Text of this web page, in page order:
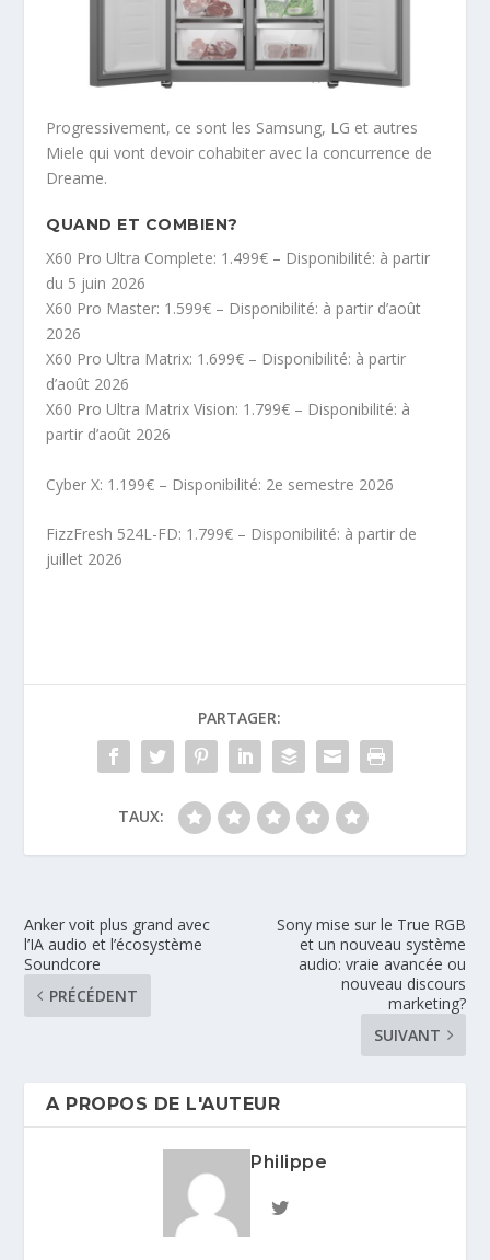
Progressivement, ce sont les Samsung, LG et autres
Miele qui vont devoir cohabiter avec la concurrence de
Dreame.
QUAND ET COMBIEN?
X60 Pro Ultra Complete: 1.499€ – Disponibilité: à partir
du 5 juin 2026
X60 Pro Master: 1.599€ – Disponibilité: à partir d’août
2026
X60 Pro Ultra Matrix: 1.699€ – Disponibilité: à partir
d’août 2026
X60 Pro Ultra Matrix Vision: 1.799€ – Disponibilité: à
partir d’août 2026
Cyber X: 1.199€ – Disponibilité: 2e semestre 2026
FizzFresh 524L-FD: 1.799€ – Disponibilité: à partir de
juillet 2026
PARTAGER:
TAUX:
Anker voit plus grand avec
l’IA audio et l’écosystème
Soundcore
PRÉCÉDENT
Sony mise sur le True RGB
et un nouveau système
audio: vraie avancée ou
nouveau discours
marketing?
SUIVANT
A PROPOS DE L'AUTEUR
Philippe